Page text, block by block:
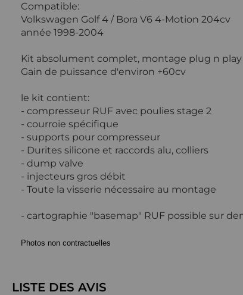
Compatible:
Volkswagen Golf 4 / Bora V6 4-Motion 204cv
année 1998-2004
Kit absolument complet, montage plug n
Gain de puissance d'environ +60cv
le kit contient:
- compresseur RUF avec poulies stage 2
- courroie spécifique
- supports pour compresseur
- Durites silicone et raccords alu, colliers
- dump valve
- injecteurs gros débit
- Toute la visserie nécessaire au montage
- cartographie "basemap" RUF possible sur
Photos non contractuelles
LISTE DES AVIS